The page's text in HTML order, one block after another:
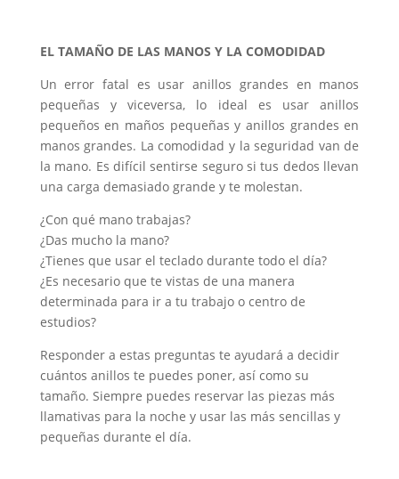
EL TAMAÑO DE LAS MANOS Y LA COMODIDAD
Un error fatal es usar anillos grandes en manos
pequeñas y viceversa, lo ideal es usar anillos
pequeños en maños pequeñas y anillos grandes en
manos grandes. La comodidad y la seguridad van de
la mano. Es difícil sentirse seguro si tus dedos llevan
una carga demasiado grande y te molestan.
¿Con qué mano trabajas?
¿Das mucho la mano?
¿Tienes que usar el teclado durante todo el día?
¿Es necesario que te vistas de una manera
determinada para ir a tu trabajo o centro de
estudios?
Responder a estas preguntas te ayudará a decidir
cuántos anillos te puedes poner, así como su
tamaño. Siempre puedes reservar las piezas más
llamativas para la noche y usar las más sencillas y
pequeñas durante el día.